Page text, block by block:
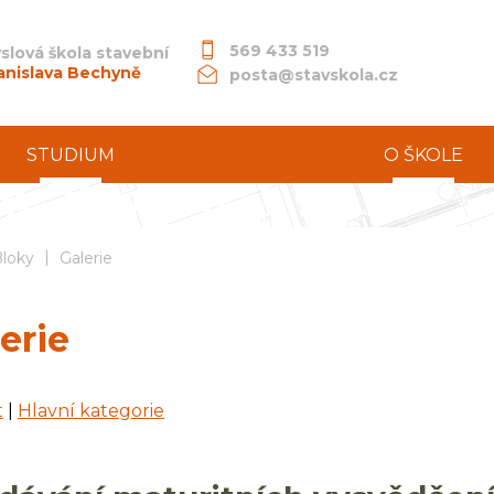
škola stavební
Bechyně
569 433 519
posta@stavskola.cz
STUDIUM O ŠKOLE
průmyslová škola stavební akademika Stanislava Bechyně
| Galerie
Hlavní kategorie